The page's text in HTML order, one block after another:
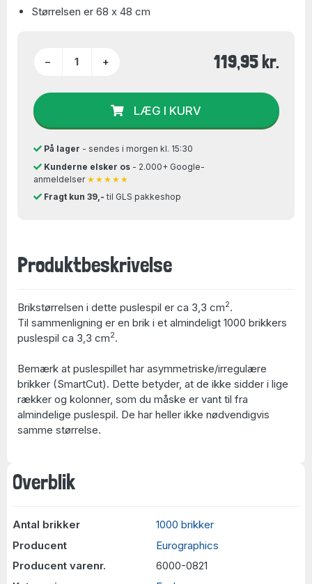
Overblik
Antal brikker
1000 brikker
Producent
Eurographics
Producent varenr.
6000-0821
Størrelsen er 68 x 48 cm
− + 119,95 kr.
LÆG I KURV
På lager - sendes i morgen kl. 15:30
Kunderne elsker os- 2.000+ Google-
anmeldelser ★★★★★
Fragt kun 39,- til GLS pakkeshop
Produktbeskrivelse
Brikstørrelsen i dette puslespil er ca 3,3 cm2.
Til sammenligning er en brik i et almindeligt 1000 brikkers
puslespil ca 3,3 cm2.
Bemærk at puslespillet har asymmetriske/irregulære
brikker (SmartCut). Dette betyder, at de ikke sidder i lige
rækker og kolonner, som du måske er vant til fra
almindelige puslespil. De har heller ikke nødvendigvis
samme størrelse.